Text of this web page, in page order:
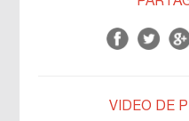
VIDÉO DE